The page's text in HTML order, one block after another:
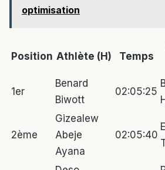
optimisation
Position Athlète (H) Temps
1er
Benard
Biwott
02:05:25
2ème
Gizealew
Abeje
Ayana
02:05:40